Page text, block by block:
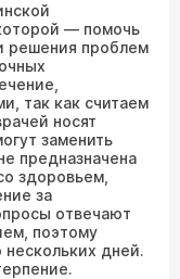
— помочь
решения проблем
так как считаем
носят
заменить
предназначена
здоровьем,
за
отвечают
поэтому
дней.